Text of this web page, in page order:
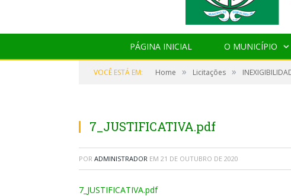
PÁGINA INICIAL O MUNICÍPIO
VOCÊ ESTÁ EM: Home » Licitações »
7_JUSTIFICATIVA.pdf
POR ADMINISTRADOR EM 21 DE OUTUBRO DE 2020
7_JUSTIFICATIVA.pdf